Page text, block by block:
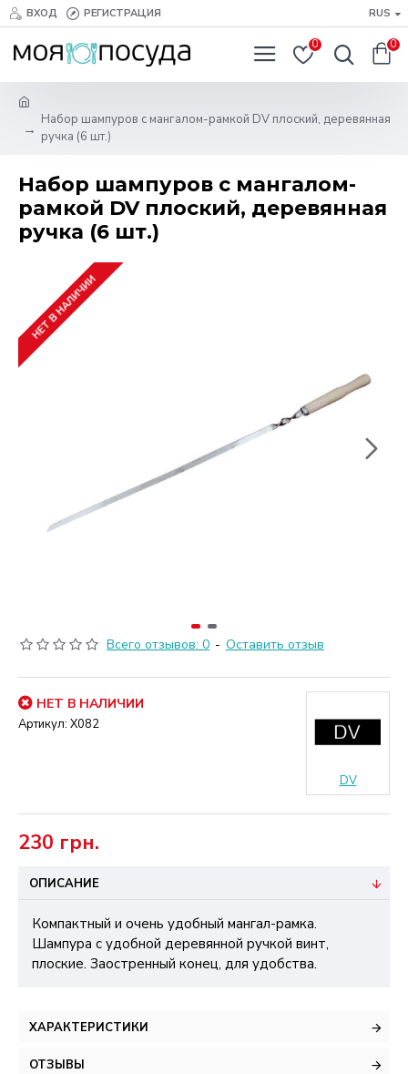
ВХОД РЕГИСТРАЦИЯ RUS
0 0
Набор шампуров с мангалом-рамкой DV плоский, деревянная
ручка (6 шт.)
Набор шампуров с мангалом-
рамкой DV плоский, деревянная
ручка (6 шт.)
НЕТ В НАЛИЧИИ
Всего отзывов: 0 - Оставить отзыв
230 грн.
НЕТ В НАЛИЧИИ
Артикул: Х082
DV
ОПИСАНИЕ
Компактный и очень удобный мангал-рамка.
Шампура с удобной деревянной ручкой винт,
плоские. Заостренный конец, для удобства.
ХАРАКТЕРИСТИКИ
ОТЗЫВЫ